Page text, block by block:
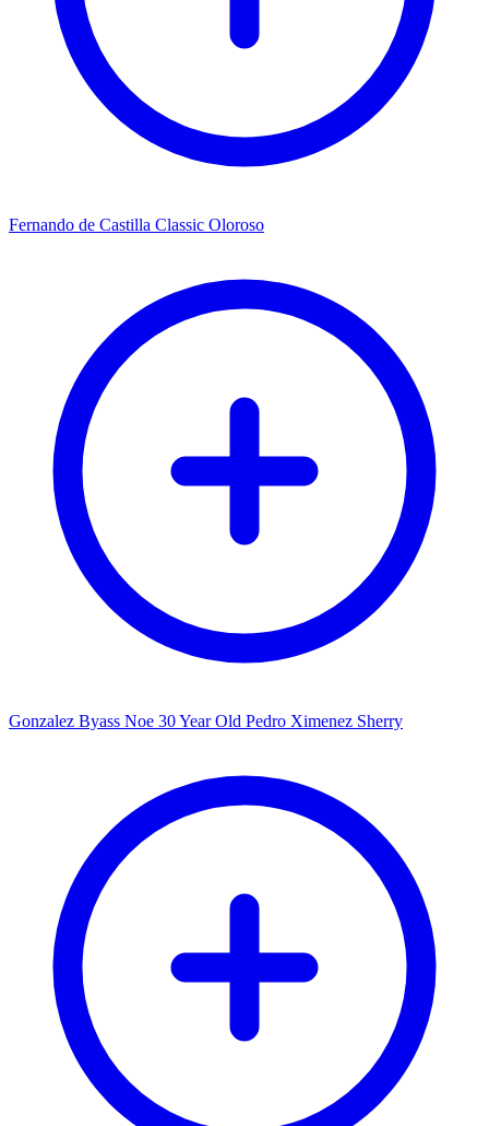
Fernando de Castilla Classic Oloroso
Gonzalez Byass Noe 30 Year Old Pedro Ximenez Sherry